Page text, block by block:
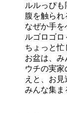
ルルっぴ
腹を触られ
なぜか手
ルゴロゴロ
ちょっと
お盆は、み
ウチの実
えと、お見
みんな集ま